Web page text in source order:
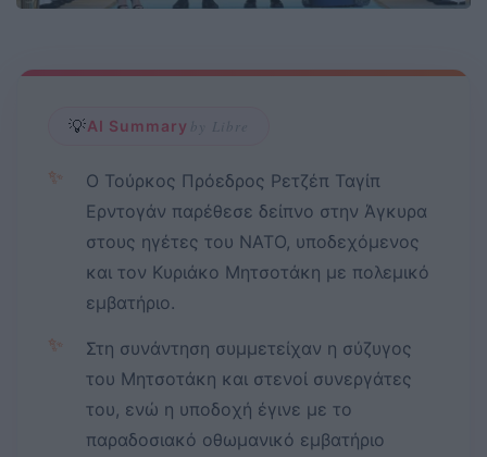
💡AI Summary by Libre
✨
Ο Τούρκος Πρόεδρος Ρετζέπ Ταγίπ
Ερντογάν παρέθεσε δείπνο στην Άγκυρα
στους ηγέτες του ΝΑΤΟ, υποδεχόμενος
και τον Κυριάκο Μητσοτάκη με πολεμικό
εμβατήριο.
✨
Στη συνάντηση συμμετείχαν η σύζυγος
του Μητσοτάκη και στενοί συνεργάτες
του, ενώ η υποδοχή έγινε με το
παραδοσιακό οθωμανικό εμβατήριο